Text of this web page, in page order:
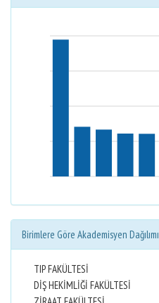
Birimlere Göre Akademisyen Dağılımı
TIP FAKÜLTESİ
DİŞ HEKİMLİĞİ FAKÜLTESİ